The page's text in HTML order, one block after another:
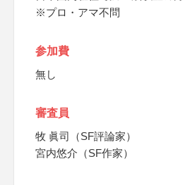
※プロ・アマ不問
参加費
無し
審査員
牧 眞司（SF評論家）
宮内悠介（SF作家）